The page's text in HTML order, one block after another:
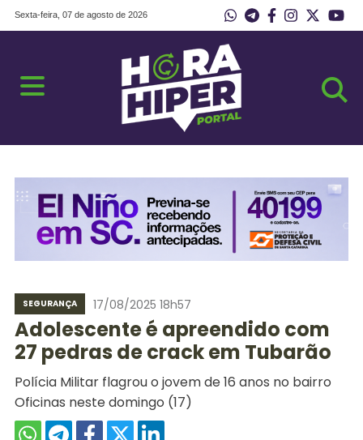
Sexta-feira, 07 de agosto de 2026
SEGURANÇA 17/08/2025 18h57
Adolescente é apreendido com
27 pedras de crack em Tubarão
Polícia Militar flagrou o jovem de 16 anos no bairro
Oficinas neste domingo (17)